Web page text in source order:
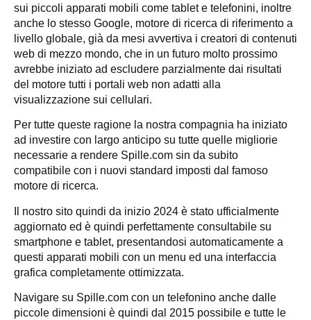
sui piccoli apparati mobili come tablet e telefonini, inoltre
anche lo stesso Google, motore di ricerca di riferimento a
livello globale, già da mesi avvertiva i creatori di contenuti
web di mezzo mondo, che in un futuro molto prossimo
avrebbe iniziato ad escludere parzialmente dai risultati
del motore tutti i portali web non adatti alla
visualizzazione sui cellulari.
Per tutte queste ragione la nostra compagnia ha iniziato
ad investire con largo anticipo su tutte quelle migliorie
necessarie a rendere Spille.com sin da subito
compatibile con i nuovi standard imposti dal famoso
motore di ricerca.
Il nostro sito quindi da inizio 2024 è stato ufficialmente
aggiornato ed è quindi perfettamente consultabile su
smartphone e tablet, presentandosi automaticamente a
questi apparati mobili con un menu ed una interfaccia
grafica completamente ottimizzata.
Navigare su Spille.com con un telefonino anche dalle
piccole dimensioni è quindi dal 2015 possibile e tutte le